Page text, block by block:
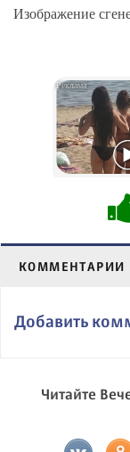
Изображение
КОММЕНТАРИИ
Добавить
Читайте